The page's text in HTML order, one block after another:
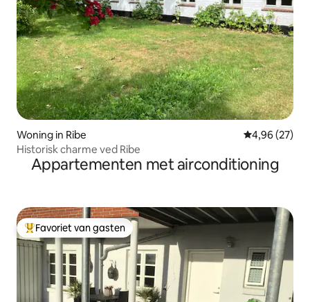
Woning in Ribe Gemiddelde
4,96 (27)
Historisk charme ved Ribe
Appartementen met airconditioning
Topfavoriet van gasten
Favoriet van gasten